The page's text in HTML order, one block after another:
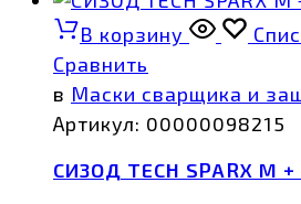
В корзину
Сравнить
в Маски сварщика и
Артикул: 00000098215
СИЗОД TECH SPARX M +